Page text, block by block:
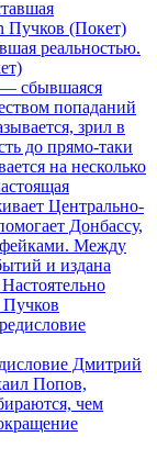
реальностью.
— сбывшаяся
попаданий
зрил в
до прямо-таки
на несколько
Центрально-
Донбассу,
фейками. Между
и издана
Дмитрий
Попов,
чем